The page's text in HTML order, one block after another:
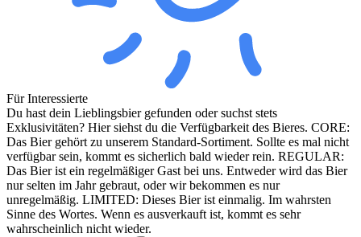
Für Interessierte
Du hast dein Lieblingsbier gefunden oder suchst stets
Exklusivitäten? Hier siehst du die Verfügbarkeit des Bieres. CORE:
Das Bier gehört zu unserem Standard-Sortiment. Sollte es mal nicht
verfügbar sein, kommt es sicherlich bald wieder rein. REGULAR:
Das Bier ist ein regelmäßiger Gast bei uns. Entweder wird das Bier
nur selten im Jahr gebraut, oder wir bekommen es nur
unregelmäßig. LIMITED: Dieses Bier ist einmalig. Im wahrsten
Sinne des Wortes. Wenn es ausverkauft ist, kommt es sehr
wahrscheinlich nicht wieder.